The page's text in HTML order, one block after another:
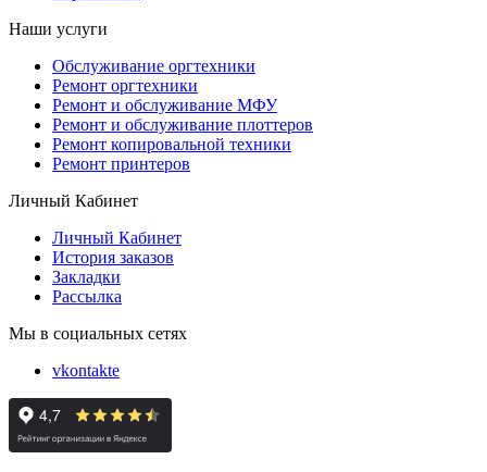
Наши услуги
Обслуживание оргтехники
Ремонт оргтехники
Ремонт и обслуживание МФУ
Ремонт и обслуживание плоттеров
Ремонт копировальной техники
Ремонт принтеров
Личный Кабинет
Личный Кабинет
История заказов
Закладки
Рассылка
Мы в социальных сетях
vkontakte